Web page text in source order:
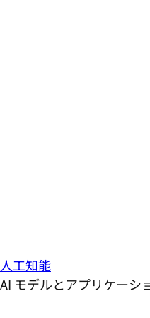
人工知能
AI モデルとアプリケーシ